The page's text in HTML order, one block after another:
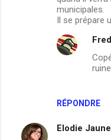
municipales.
Il se prépare
RÉPONDRE
Elodie